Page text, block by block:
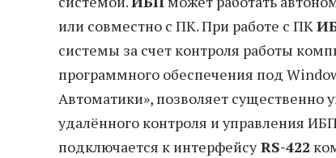
или совместно с ПК. При работе с ПК
системы за счет контроля работы
программного обеспечения под
Автоматики», позволяет существенно
удалённого контроля и управления
подключается к интерфейсуRS-422